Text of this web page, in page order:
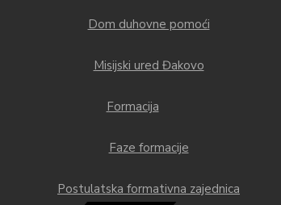
Dom duhovne pomoći
Misijski ured Đakovo
Formacija
Faze formacije
Postulatska formativna zajednica